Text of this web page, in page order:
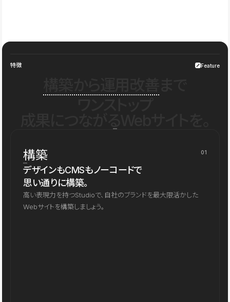
特徴 Feature
構築 01
デザインもCMSもノーコードで
思い通りに構築。
高い表現力を持つStudioで、自社のブランドを最大限活かした
Webサイトを構築しましょう。